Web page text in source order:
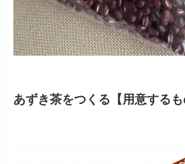
あずき茶をつくる【用意するも